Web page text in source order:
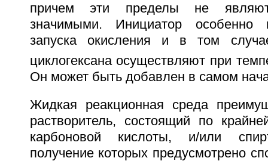
причем эти пределы не
значимыми. Инициатор
запуска окисления и в том
циклогексана осуществляют при
Он может быть добавлен в самом
Жидкая реакционная среда
растворитель, состоящий по
карбоновой кислоты, и/или
получение которых предусмотрено